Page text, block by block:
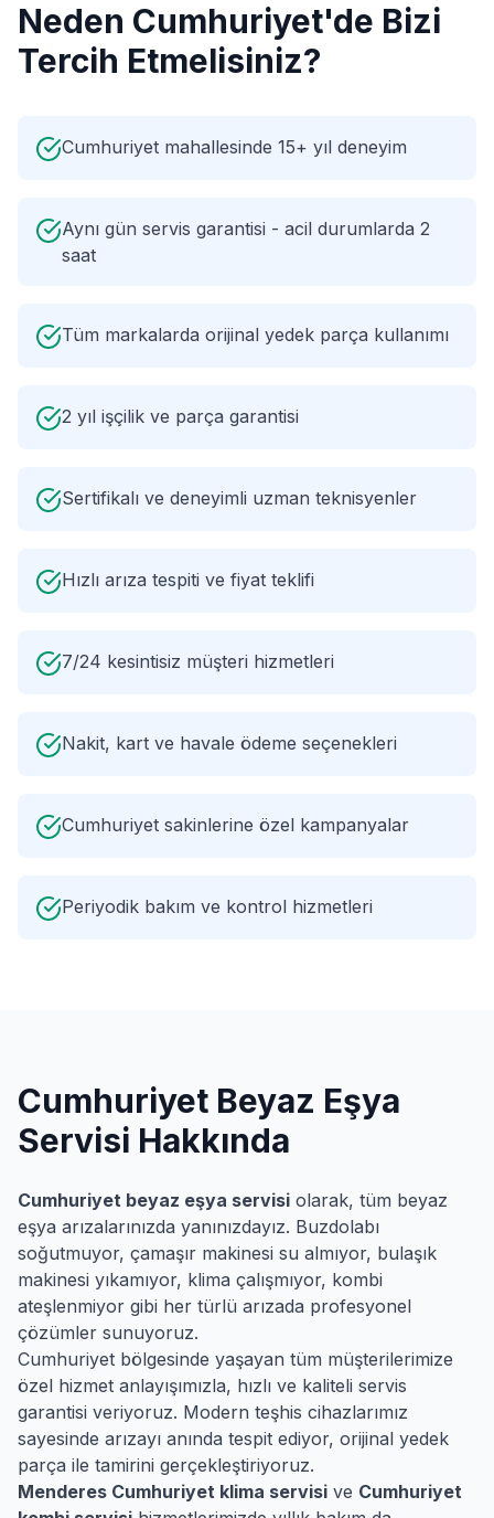
Neden Cumhuriyet'de Bizi
Tercih Etmelisiniz?
Cumhuriyet mahallesinde 15+ yıl deneyim
Aynı gün servis garantisi - acil durumlarda 2
saat
Tüm markalarda orijinal yedek parça kullanımı
2 yıl işçilik ve parça garantisi
Sertifikalı ve deneyimli uzman teknisyenler
Hızlı arıza tespiti ve fiyat teklifi
7/24 kesintisiz müşteri hizmetleri
Nakit, kart ve havale ödeme seçenekleri
Cumhuriyet sakinlerine özel kampanyalar
Periyodik bakım ve kontrol hizmetleri
Cumhuriyet Beyaz Eşya
Servisi Hakkında
Cumhuriyet beyaz eşya servisi olarak, tüm beyaz
eşya arızalarınızda yanınızdayız. Buzdolabı
soğutmuyor, çamaşır makinesi su almıyor, bulaşık
makinesi yıkamıyor, klima çalışmıyor, kombi
ateşlenmiyor gibi her türlü arızada profesyonel
çözümler sunuyoruz.
Cumhuriyet bölgesinde yaşayan tüm müşterilerimize
özel hizmet anlayışımızla, hızlı ve kaliteli servis
garantisi veriyoruz. Modern teşhis cihazlarımız
sayesinde arızayı anında tespit ediyor, orijinal yedek
parça ile tamirini gerçekleştiriyoruz.
Menderes Cumhuriyet klima servisi ve Cumhuriyet